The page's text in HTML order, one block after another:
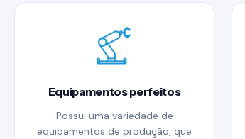
Equipamentos perfeitos
Possui uma variedade de
equipamentos de produção, que